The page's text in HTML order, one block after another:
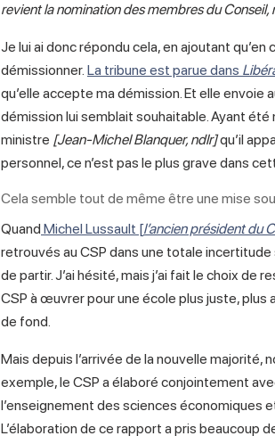
revient la nomination des membres du Conseil,
Je lui ai donc répondu cela, en ajoutant qu’en
démissionner. La tribune est parue dans
qu’elle accepte ma démission. Et elle
démission lui semblait souhaitable. Ayant été
ministre [Jean-Michel Blanquer, ndlr]qu’il
personnel, ce n’est pas le plus grave dans
Cela semble tout de même être une mise
Quand Michel Lussault [l’ancien président du
retrouvés au CSP dans une totale
de partir. J’ai hésité, mais j’ai fait le choix de
CSP à œuvrer pour une école plus juste,
de fond.
Mais depuis l’arrivée de la nouvelle
exemple, le CSP a élaboré conjointement
l’enseignement des sciences économiques
L’élaboration de ce rapport a pris beaucoup